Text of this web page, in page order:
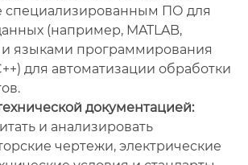
специализированным ПО для
(например, MATLAB,
и языками программирования
для автоматизации обработки
документацией:
и анализировать
чертежи, электрические